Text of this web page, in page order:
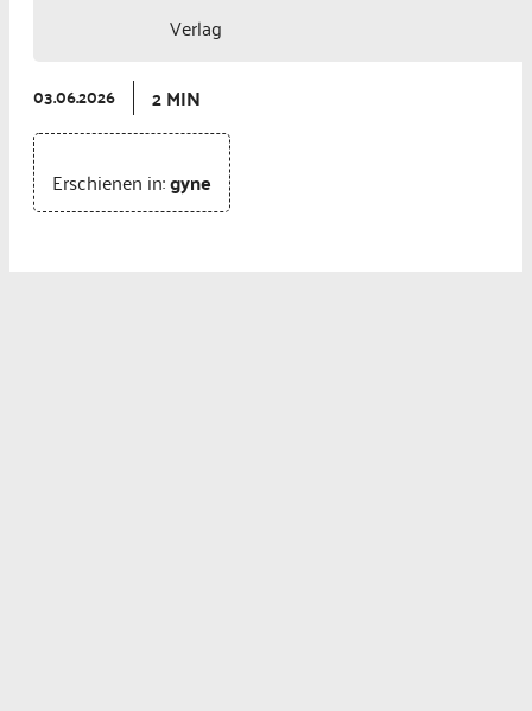
Verlag
03.06.2026 2 MIN
Erschienen in:gyne